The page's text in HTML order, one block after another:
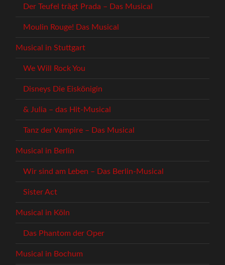
Der Teufel trägt Prada – Das Musical
Moulin Rouge! Das Musical
Musical in Stuttgart
We Will Rock You
Disneys Die Eiskönigin
& Julia – das Hit-Musical
Tanz der Vampire – Das Musical
Musical in Berlin
Wir sind am Leben – Das Berlin-Musical
Sister Act
Musical in Köln
Das Phantom der Oper
Musical in Bochum